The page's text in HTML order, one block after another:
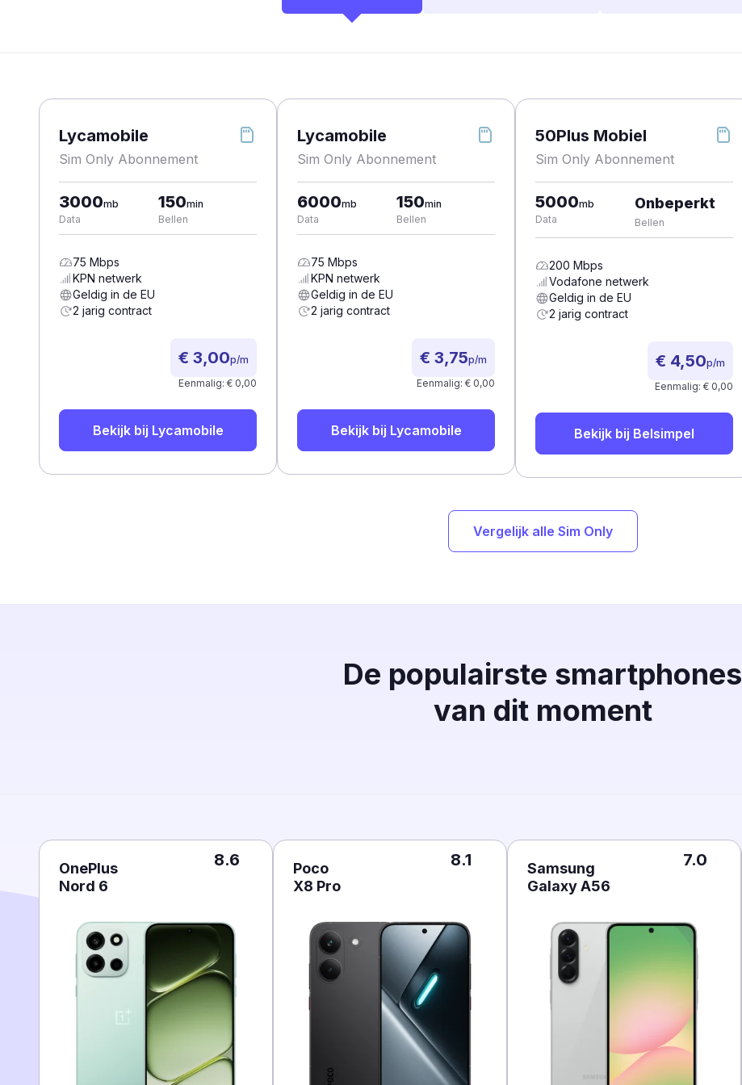
Lycamobile
Sim Only Abonnement
3000mb
Data
150min
Bellen
75 Mbps
KPN netwerk
Geldig in de EU
2 jarig contract
€ 3,00p/m
Eenmalig: € 0,00
Bekijk bij Lycamobile
Lycamobile
Sim Only Abonnement
6000mb
Data
150min
Bellen
75 Mbps
KPN netwerk
Geldig in de EU
2 jarig contract
€ 3,75p/m
Eenmalig: € 0,00
Bekijk bij Lycamobile
50Plus Mobiel
Sim Only Abonnement
5000mb
Data
Onbeperkt
Bellen
200 Mbps
Vodafone netwerk
Geldig in de EU
2 jarig contract
€ 4,50p/m
Eenmalig: € 0,00
Bekijk bij Belsimpel
Vergelijk alle Sim Only
De populairste smartphones
van dit moment
OnePlus
Nord 6
8.6
Poco
X8 Pro
8.1
Samsung
Galaxy A56
7.0